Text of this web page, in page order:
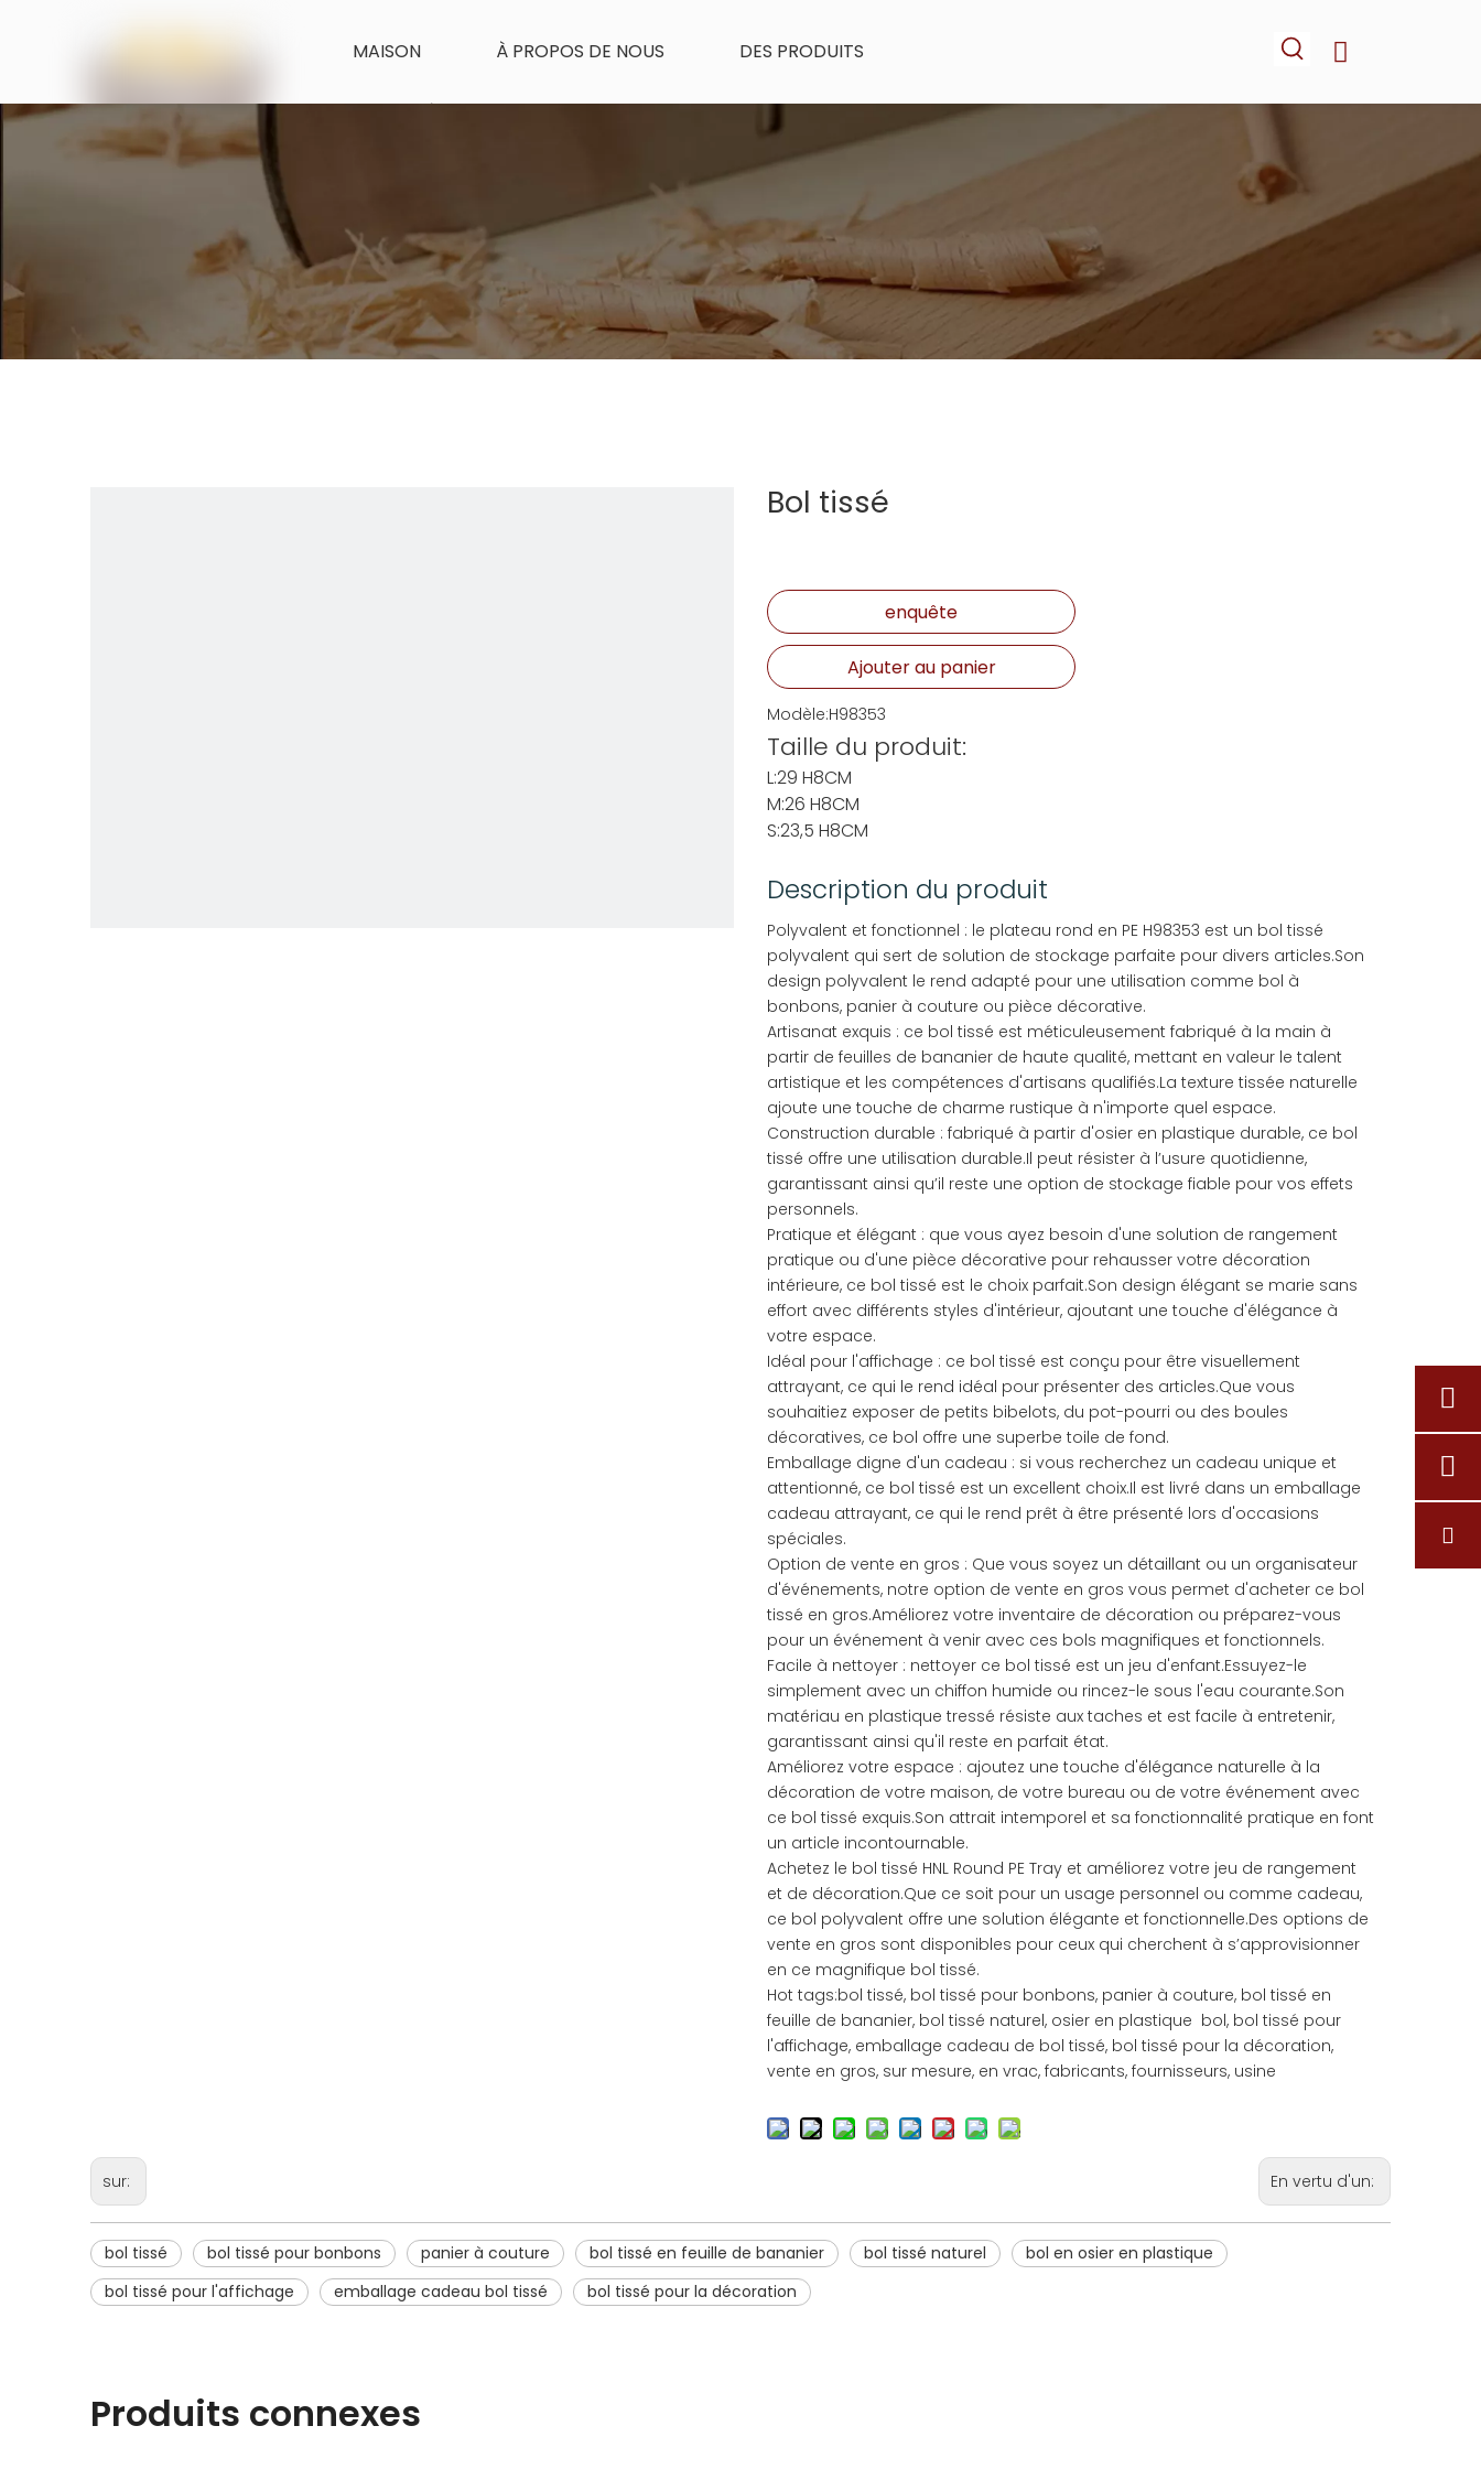
MAISON À PROPOS DE NOUS DES PRODUITS
CONTACTEZ-NOUS
Bol tissé
enquête
Ajouter au panier
Modèle:H98353
Taille du produit:
L:29 H8CM
M:26 H8CM
S:23,5 H8CM
Description du produit
Polyvalent et fonctionnel : le plateau rond en PE H98353 est un bol tissé
polyvalent qui sert de solution de stockage parfaite pour divers articles.Son
design polyvalent le rend adapté pour une utilisation comme bol à
bonbons, panier à couture ou pièce décorative.
Artisanat exquis : ce bol tissé est méticuleusement fabriqué à la main à
partir de feuilles de bananier de haute qualité, mettant en valeur le talent
artistique et les compétences d'artisans qualifiés.La texture tissée naturelle
ajoute une touche de charme rustique à n'importe quel espace.
Construction durable : fabriqué à partir d'osier en plastique durable, ce bol
tissé offre une utilisation durable.Il peut résister à l’usure quotidienne,
garantissant ainsi qu’il reste une option de stockage fiable pour vos effets
personnels.
Pratique et élégant : que vous ayez besoin d'une solution de rangement
pratique ou d'une pièce décorative pour rehausser votre décoration
intérieure, ce bol tissé est le choix parfait.Son design élégant se marie sans
effort avec différents styles d'intérieur, ajoutant une touche d'élégance à
votre espace.
Idéal pour l'affichage : ce bol tissé est conçu pour être visuellement
attrayant, ce qui le rend idéal pour présenter des articles.Que vous
souhaitiez exposer de petits bibelots, du pot-pourri ou des boules
décoratives, ce bol offre une superbe toile de fond.
Emballage digne d'un cadeau : si vous recherchez un cadeau unique et
attentionné, ce bol tissé est un excellent choix.Il est livré dans un emballage
cadeau attrayant, ce qui le rend prêt à être présenté lors d'occasions
spéciales.
Option de vente en gros : Que vous soyez un détaillant ou un organisateur
d'événements, notre option de vente en gros vous permet d'acheter ce bol
tissé en gros.Améliorez votre inventaire de décoration ou préparez-vous
pour un événement à venir avec ces bols magnifiques et fonctionnels.
Facile à nettoyer : nettoyer ce bol tissé est un jeu d'enfant.Essuyez-le
simplement avec un chiffon humide ou rincez-le sous l'eau courante.Son
matériau en plastique tressé résiste aux taches et est facile à entretenir,
garantissant ainsi qu'il reste en parfait état.
Améliorez votre espace : ajoutez une touche d'élégance naturelle à la
décoration de votre maison, de votre bureau ou de votre événement avec
ce bol tissé exquis.Son attrait intemporel et sa fonctionnalité pratique en font
un article incontournable.
Achetez le bol tissé HNL Round PE Tray et améliorez votre jeu de rangement
et de décoration.Que ce soit pour un usage personnel ou comme cadeau,
ce bol polyvalent offre une solution élégante et fonctionnelle.Des options de
vente en gros sont disponibles pour ceux qui cherchent à s’approvisionner
en ce magnifique bol tissé.
Hot tags:bol tissé, bol tissé pour bonbons, panier à couture, bol tissé en
feuille de bananier, bol tissé naturel, osier en plastique bol, bol tissé pour
l'affichage, emballage cadeau de bol tissé, bol tissé pour la décoration,
vente en gros, sur mesure, en vrac, fabricants, fournisseurs, usine
sur: En vertu d'un:
bol tissé bol tissé pour bonbons panier à couture bol tissé en feuille de bananier bol tissé naturel
bol en osier en plastique
bol tissé pour l'affichage
emballage cadeau bol tissé bol tissé pour la décoration
Produits connexes